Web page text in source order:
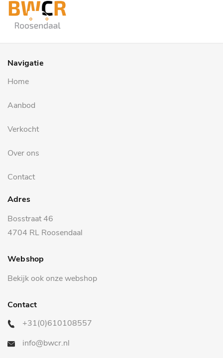
Navigatie
Home
Aanbod
Verkocht
Over ons
Contact
Adres
Bosstraat 46
4704 RL Roosendaal
Webshop
Bekijk ook onze webshop
Contact
+31(0)610108557
info@bwcr.nl